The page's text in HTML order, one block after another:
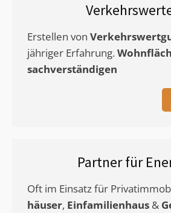
Erstellen von
jähriger Erfahrung.
sachverständigen
Partner für
Oft im Einsatz für
häuser, Einfamilienhaus &